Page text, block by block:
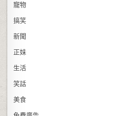
寵物
搞笑
新聞
正妹
生活
笑話
美食